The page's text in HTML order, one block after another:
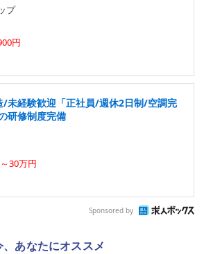
プ
円
/未経験歓迎「正社員/週休2日制/空調完
研修制度完備
30万円
Sponsored by
、あなたにオススメ